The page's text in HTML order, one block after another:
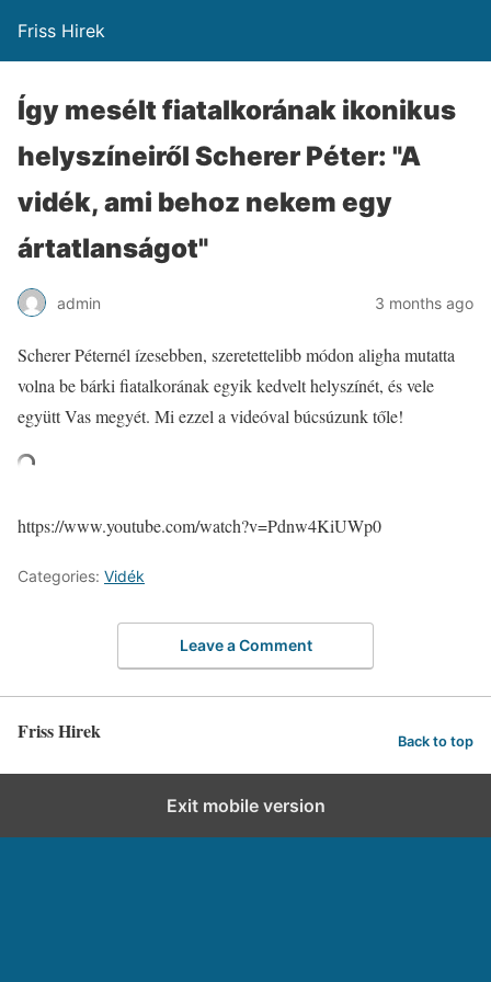
Friss Hirek
Így mesélt fiatalkorának ikonikus
helyszíneiről Scherer Péter: "A
vidék, ami behoz nekem egy
ártatlanságot"
admin 3 months ago
Scherer Péternél ízesebben, szeretettelibb módon aligha mutatta
volna be bárki fiatalkorának egyik kedvelt helyszínét, és vele
együtt Vas megyét. Mi ezzel a videóval búcsúzunk tőle!
https://www.youtube.com/watch?v=Pdnw4KiUWp0
Categories: Vidék
Leave a Comment
Friss Hirek Back to top
Exit mobile version